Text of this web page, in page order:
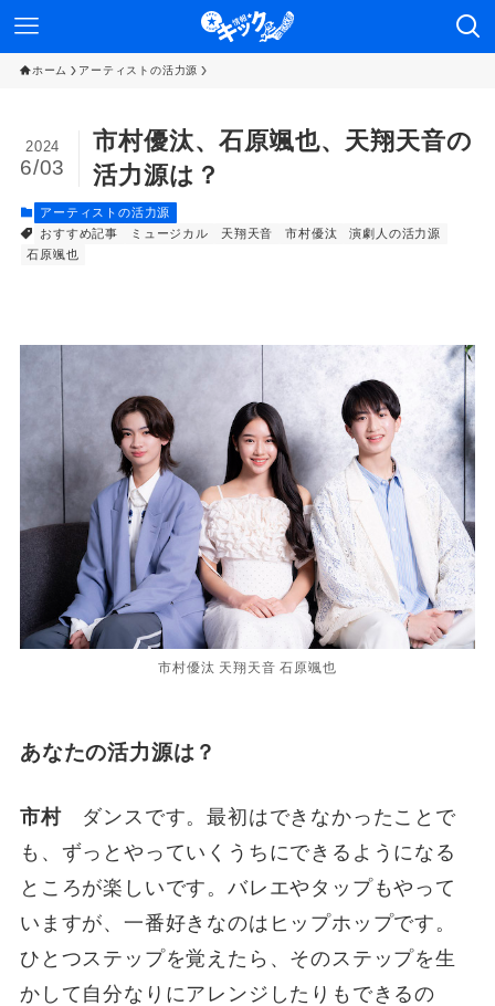
ホーム アーティストの活力源
市村優汰、石原颯也、天翔天音の
活力源は？
2024
6/03
アーティストの活力源
おすすめ記事
ミュージカル 天翔天音 市村優汰
演劇人の活力源
石原颯也
市村優汰 天翔天音 石原颯也
あなたの活力源は？
市村ダンスです。最初はできなかったことで
も、ずっとやっていくうちにできるようになる
ところが楽しいです。バレエやタップもやって
いますが、一番好きなのはヒップホップです。
ひとつステップを覚えたら、そのステップを生
かして自分なりにアレンジしたりもできるの